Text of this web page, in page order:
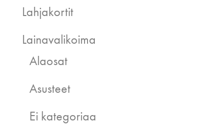
Lahjakortit
Lainavalikoima
Alaosat
Asusteet
Ei kategoriaa